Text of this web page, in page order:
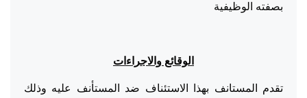
بصفته الوظيفية
الوقائع والاجراءات
تقدم المستانف بهذا الاستئناف ضد المستأنف عليه وذلك